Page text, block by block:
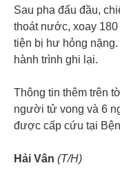
Sau pha đấu đầu,
thoát nước, xoay
tiện bị hư hỏng
hành trình ghi lại.
Thông tin thêm trên
người tử vong và 6
được cấp cứu tại
Hải Vân (T/H)